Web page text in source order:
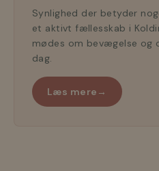
Synlighed der betyder
et aktivt fællesskab i
mødes om bevægelse og
dag.
Læs mere →